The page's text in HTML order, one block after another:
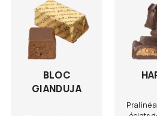
BLOC
GIANDUJA
Praliné